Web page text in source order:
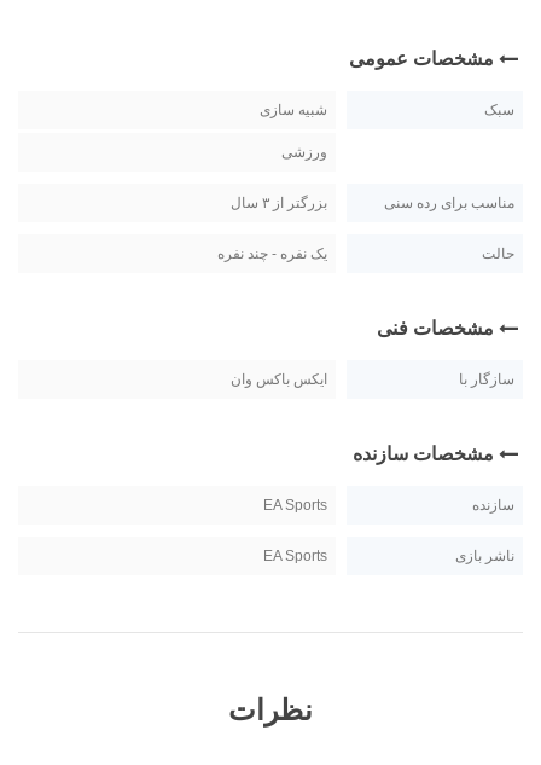
مشخصات عمومی
سبک شبیه سازی
ورزشی
مناسب برای رده سنی بزرگتر از ۳ سال
حالت یک نفره - چند نفره
مشخصات فنی
سازگار با ایکس باکس وان
مشخصات سازنده
سازنده EA Sports
ناشر بازی EA Sports
نظرات